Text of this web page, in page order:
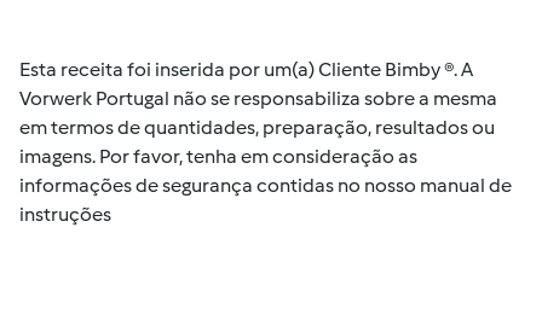
Esta receita foi inserida por um(a) Cliente Bimby ®. A
Vorwerk Portugal não se responsabiliza sobre a mesma
em termos de quantidades, preparação, resultados ou
imagens. Por favor, tenha em consideração as
informações de segurança contidas no nosso manual de
instruções